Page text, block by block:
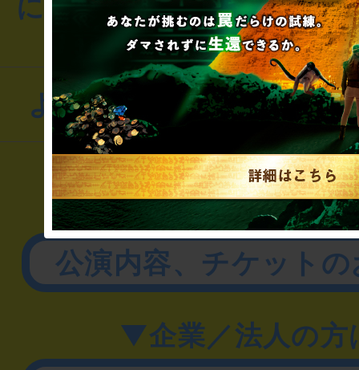
にお問い合わせください
よくあるお問い合わせ
▼一般のお客様
公演内容、チケット
▼企業／法人の方